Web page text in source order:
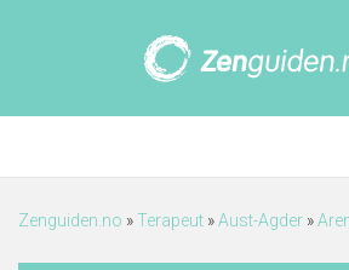
Zenguiden.no »Terapeut »Aust-Agder »